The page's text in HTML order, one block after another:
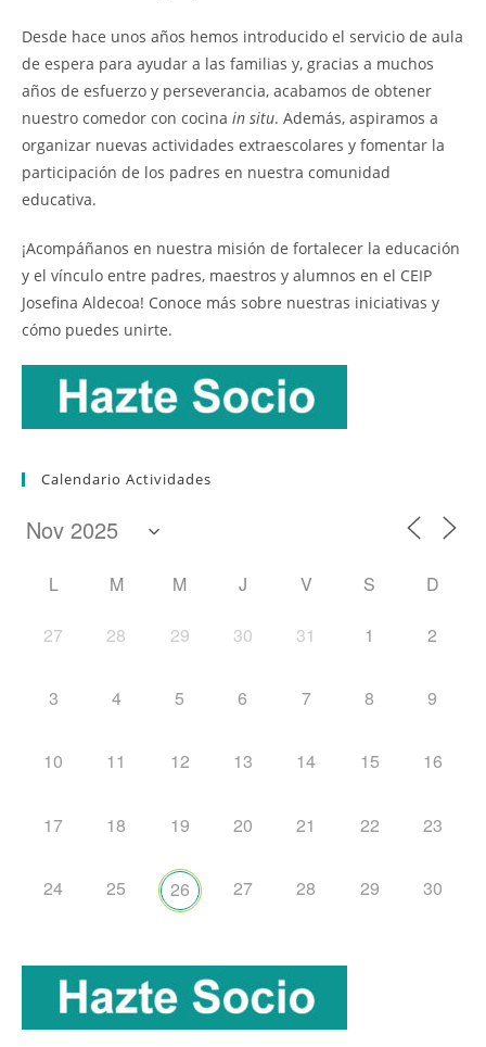
Desde hace unos años hemos introducido el servicio de aula
de espera para ayudar a las familias y, gracias a muchos
años de esfuerzo y perseverancia, acabamos de obtener
nuestro comedor con cocina in situ. Además, aspiramos a
organizar nuevas actividades extraescolares y fomentar la
participación de los padres en nuestra comunidad
educativa.
¡Acompáñanos en nuestra misión de fortalecer la educación
y el vínculo entre padres, maestros y alumnos en el CEIP
Josefina Aldecoa! Conoce más sobre nuestras iniciativas y
cómo puedes unirte.
Calendario Actividades
L M M J V S D
27 28 29 30 31 1 2
3 4 5 6 7 8 9
10 11 12 13 14 15 16
17 18 19 20 21 22 23
24 25 26 27 28 29 30